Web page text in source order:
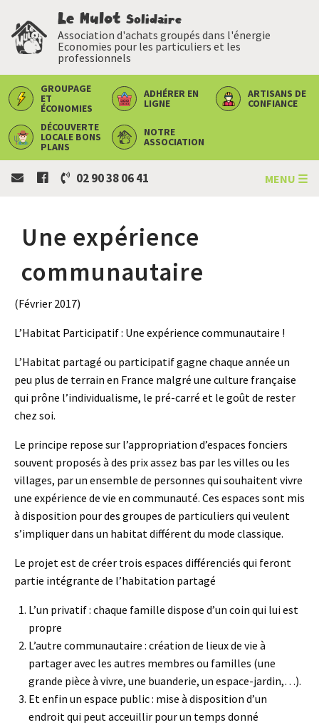
Le Mulot Solidaire
Association d'achats groupés dans l'énergie
Economies pour les particuliers et les
professionnels
GROUPAGE
ET
ÉCONOMIES
ADHÉRER EN
LIGNE
ARTISANS DE
CONFIANCE
DÉCOUVERTE
LOCALE BONS
PLANS
NOTRE
ASSOCIATION
02 90 38 06 41 MENU ☰
Une expérience
communautaire
(Février 2017)
L’Habitat Participatif : Une expérience communautaire !
L’Habitat partagé ou participatif gagne chaque année un
peu plus de terrain en France malgré une culture française
qui prône l’individualisme, le pré-carré et le goût de rester
chez soi.
Le principe repose sur l’appropriation d’espaces fonciers
souvent proposés à des prix assez bas par les villes ou les
villages, par un ensemble de personnes qui souhaitent vivre
une expérience de vie en communauté. Ces espaces sont mis
à disposition pour des groupes de particuliers qui veulent
s’impliquer dans un habitat différent du mode classique.
Le projet est de créer trois espaces différenciés qui feront
partie intégrante de l’habitation partagé
L’un privatif : chaque famille dispose d’un coin qui lui est
propre
L’autre communautaire : création de lieux de vie à
partager avec les autres membres ou familles (une
grande pièce à vivre, une buanderie, un espace-jardin,…).
Et enfin un espace public : mise à disposition d’un
endroit qui peut acceuillir pour un temps donné